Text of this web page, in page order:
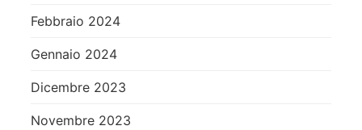
Febbraio 2024
Gennaio 2024
Dicembre 2023
Novembre 2023